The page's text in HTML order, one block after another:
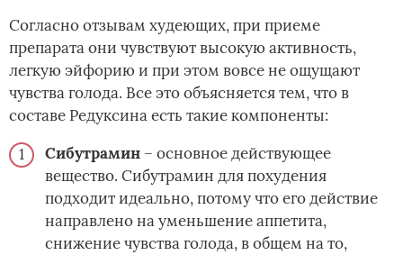
Согласно отзывам худеющих, при приеме
препарата они чувствуют высокую активность,
легкую эйфорию и при этом вовсе не ощущают
чувства голода. Все это объясняется тем, что в
составе Редуксина есть такие компоненты:
Сибутрамин – основное действующее
вещество. Сибутрамин для похудения
подходит идеально, потому что его действие
направлено на уменьшение аппетита,
снижение чувства голода, в общем на то,